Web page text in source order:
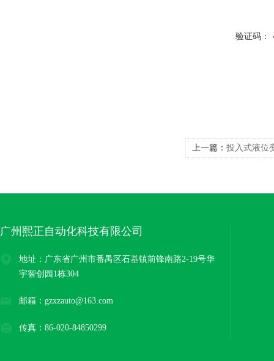
验证码：
上一篇： 投入式液位
广州熙正自动化科技有限公司
地址：广东省广州市番禺区石基镇前锋南路2-19号华
宇智创园1栋304
邮箱：gzxzauto@163.com
传真：86-020-84850299